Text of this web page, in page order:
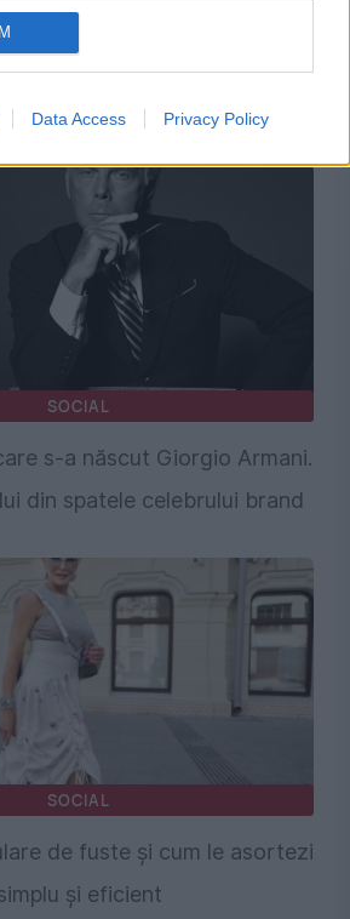
Data Access Privacy Policy
MONDEN
evenimente de modă din Paris
SOCIAL
s-a născut Giorgio Armani.
din spatele celebrului brand
SOCIAL
de fuste și cum le asortezi
și eficient